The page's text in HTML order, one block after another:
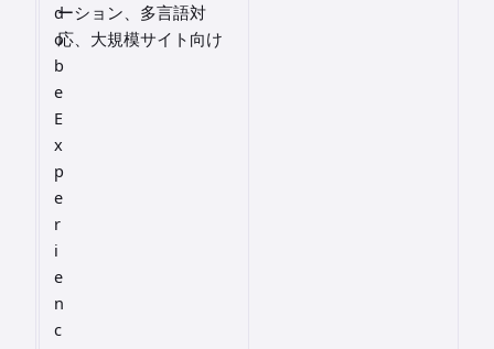
d
o
b
e
E
x
p
e
r
i
e
n
c
ーション、多言語対
応、大規模サイト向け